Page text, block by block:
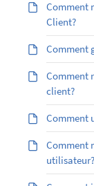
Comment
Client?
Comment
Comment
client?
Comment
Comment
utilisateur?